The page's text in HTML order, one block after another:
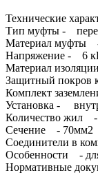
Технические
Тип муфты -
Материал муфты -
Напряжение - 6
Материал
Защитный покров
Комплект
Установка -
Количество жил
Сечение - 70мм2
Соединители в
Особенности - для
Нормативные